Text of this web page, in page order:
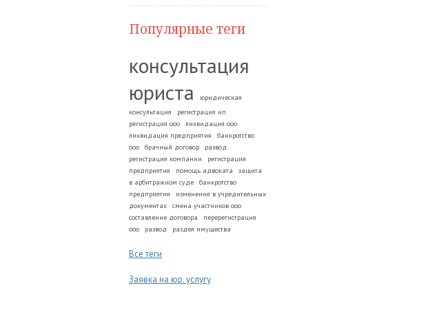
Популярные теги
консультация
юриста
юридическая
консультация
регистрация ип
регистрация ооо
ликвидация ооо
ликвидация предприятия
банкротство
ооо
брачный договор
развод.
регистрация компании
регистрация
предприятия
помощь адвоката
защита
в арбитражном суде
банкротство
предприятия
изменения в учредительных
документах
смена участников ооо
составление договора
перерегистрация
ооо
развод раздел имущества
Все теги
Заявка на юр. услугу